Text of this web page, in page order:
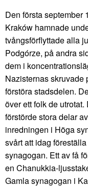
Den första september
Kraków hamnade
tvångsförflyttade alla
Podgórze, på andra
dem i
Nazisternas skruvade
förstöra stadsdelen.
över ett folk de
förstörde stora delar
inredningen i Höga
svårt att idag
synagogan. Ett av få
en Chanukkia-
Gamla synagogan i